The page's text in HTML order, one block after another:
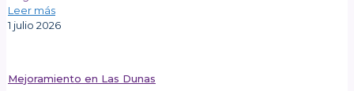
Leer más
1 julio 2026
Mejoramiento en Las Dunas